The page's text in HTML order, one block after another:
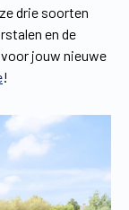
drie soorten
en de
jouw nieuwe
!